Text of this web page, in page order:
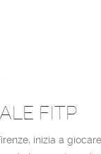
FITP
inizia a